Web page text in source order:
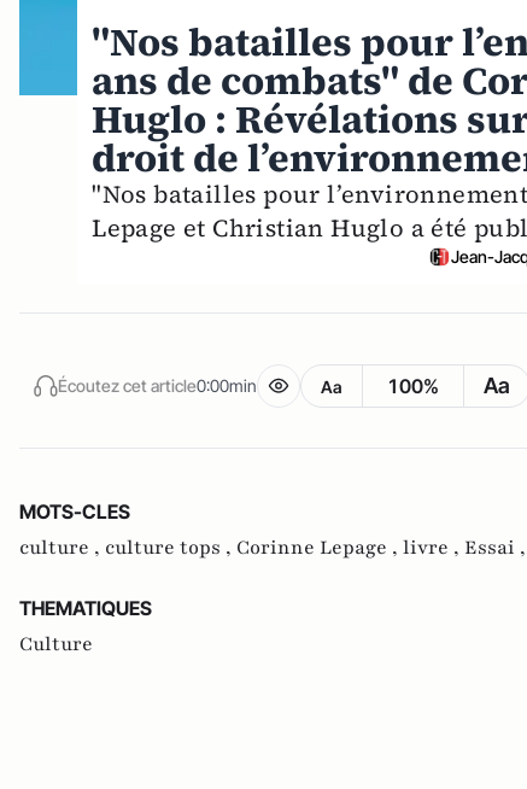
"Nos batailles pour
ans de combats" de
Huglo : Révélations
droit de
"Nos batailles pour
Lepage et Christian Huglo a été
Jean-
Écoutez cet article0:00min Aa 100% Aa
MOTS-CLES
culture , culture tops , Corinne Lepage , livre , Essai ,
THEMATIQUES
Culture